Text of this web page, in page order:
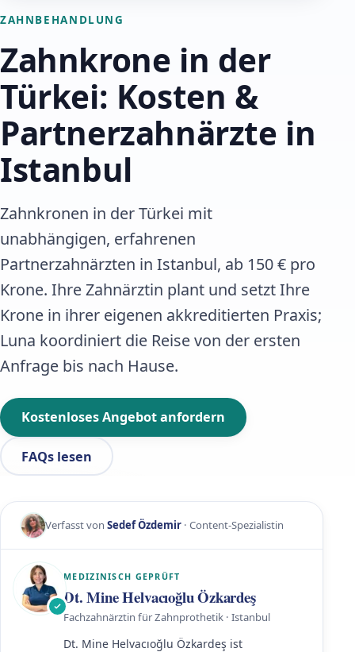
ZAHNBEHANDLUNG
Zahnkrone in der
Türkei: Kosten &
Partnerzahnärzte in
Istanbul
Zahnkronen in der Türkei mit
unabhängigen, erfahrenen
Partnerzahnärzten in Istanbul, ab 150 € pro
Krone. Ihre Zahnärztin plant und setzt Ihre
Krone in ihrer eigenen akkreditierten Praxis;
Luna koordiniert die Reise von der ersten
Anfrage bis nach Hause.
Kostenloses Angebot anfordern
FAQs lesen
Verfasst von Sedef Özdemir· Content-Spezialistin
MEDIZINISCH GEPRÜFT
Dt. Mine Helvacıoğlu Özkardeş
Fachzahnärztin für Zahnprothetik · Istanbul
Dt. Mine Helvacıoğlu Özkardeş ist